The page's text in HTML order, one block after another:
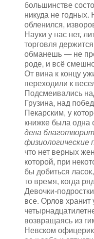
большинстве
никуда не годных.
обленился,
Науки у нас нет,
торговля
обманешь — не
роде, и всё
От вина к концу
переходили к
Подсмеивались
Грузина, над
Пекарским, у
книжке была одна
дела
физиологические
что нет верных
которой, при
бы добиться
то время, когда
Девочки-
все. Орлов хранит
возвращаясь из
Невском